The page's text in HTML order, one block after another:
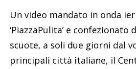
Un video mandato in onda
‘PiazzaPulita’ e confezionato
scuote, a soli due giorni dal
principali città italiane, il